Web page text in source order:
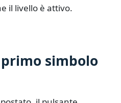
il livello è attivo.
simbolo